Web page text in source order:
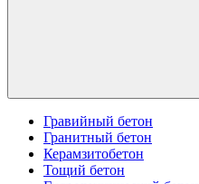
Гравийный бетон
Гранитный бетон
Керамзитобетон
Тощий бетон